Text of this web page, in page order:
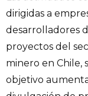
dirigidas a
desarrolladores
proyectos del
minero en Chile,
objetivo